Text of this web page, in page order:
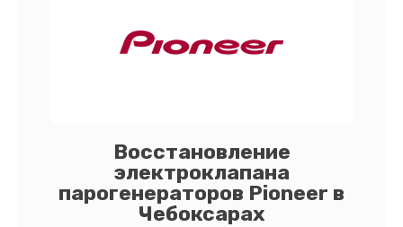
Восстановление
электроклапана
парогенераторов Pioneer в
Чебоксарах